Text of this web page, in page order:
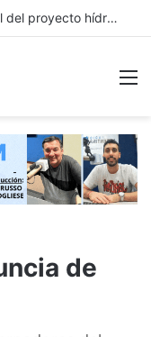
HURLINGAM: IMPORTANTE: REPAVIMENTACIÓN DE VERGARA Y OBRA HIDRÁULICA EN ORIGONE
de